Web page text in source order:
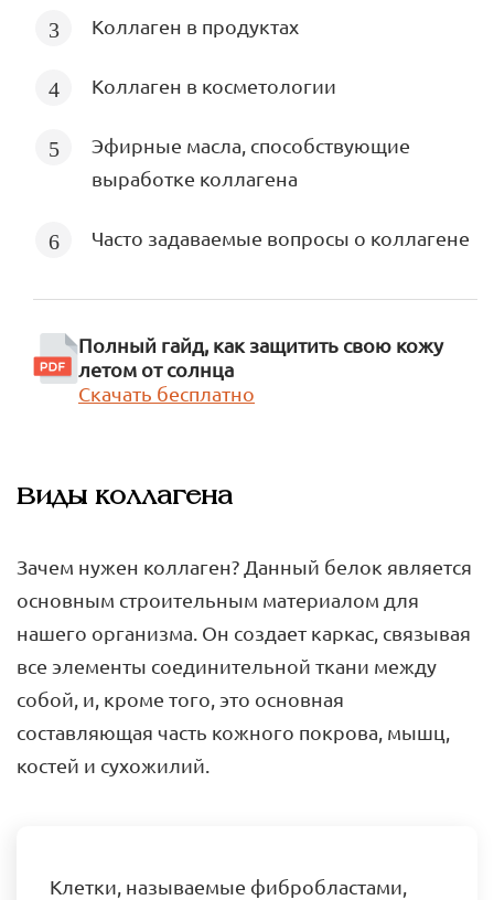
Коллаген в продуктах
Коллаген в косметологии
Эфирные масла, способствующие
выработке коллагена
Часто задаваемые вопросы о коллагене
Полный гайд, как защитить свою кожу
летом от солнца
Скачать бесплатно
Виды коллагена
Зачем нужен коллаген? Данный белок является
основным строительным материалом для
нашего организма. Он создает каркас, связывая
все элементы соединительной ткани между
собой, и, кроме того, это основная
составляющая часть кожного покрова, мышц,
костей и сухожилий.
Клетки, называемые фибробластами,